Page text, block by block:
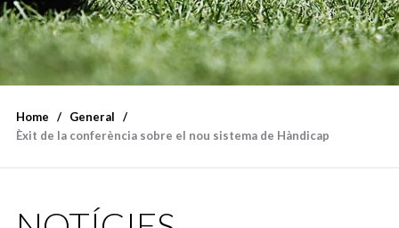
Home
General
Èxit de la conferència sobre el nou sistema de Hàndicap